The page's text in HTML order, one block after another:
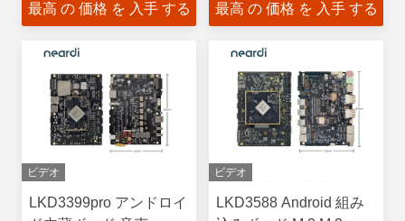
最高 の 価格 を 入手 する
NVMe SSD サポート
最高 の 価格 を 入手 する
ビデオ
LKD3399pro アンドロイ
ビデオ
LKD3588 Android 組み